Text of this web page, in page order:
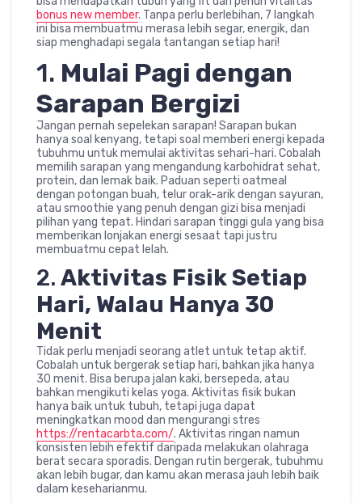
bonus new member. Tanpa perlu berlebihan, 7 langkah
ini bisa membuatmu merasa lebih segar, energik, dan
siap menghadapi segala tantangan setiap hari!
1. Mulai Pagi dengan
Sarapan Bergizi
Jangan pernah sepelekan sarapan! Sarapan bukan
hanya soal kenyang, tetapi soal memberi energi kepada
tubuhmu untuk memulai aktivitas sehari-hari. Cobalah
memilih sarapan yang mengandung karbohidrat sehat,
protein, dan lemak baik. Paduan seperti oatmeal
dengan potongan buah, telur orak-arik dengan sayuran,
atau smoothie yang penuh dengan gizi bisa menjadi
pilihan yang tepat. Hindari sarapan tinggi gula yang bisa
memberikan lonjakan energi sesaat tapi justru
membuatmu cepat lelah.
2. Aktivitas Fisik Setiap
Hari, Walau Hanya 30
Menit
Tidak perlu menjadi seorang atlet untuk tetap aktif.
Cobalah untuk bergerak setiap hari, bahkan jika hanya
30 menit. Bisa berupa jalan kaki, bersepeda, atau
bahkan mengikuti kelas yoga. Aktivitas fisik bukan
hanya baik untuk tubuh, tetapi juga dapat
meningkatkan mood dan mengurangi stres
https://rentacarbta.com/. Aktivitas ringan namun
konsisten lebih efektif daripada melakukan olahraga
berat secara sporadis. Dengan rutin bergerak, tubuhmu
akan lebih bugar, dan kamu akan merasa jauh lebih baik
dalam keseharianmu.